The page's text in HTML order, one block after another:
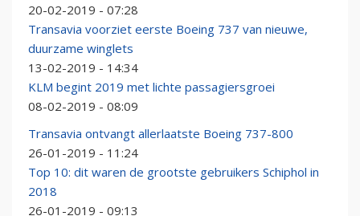
20-02-2019 - 07:28
Transavia voorziet eerste Boeing 737 van nieuwe,
duurzame winglets
13-02-2019 - 14:34
KLM begint 2019 met lichte passagiersgroei
08-02-2019 - 08:09
Transavia ontvangt allerlaatste Boeing 737-800
26-01-2019 - 11:24
Top 10: dit waren de grootste gebruikers Schiphol in
2018
26-01-2019 - 09:13